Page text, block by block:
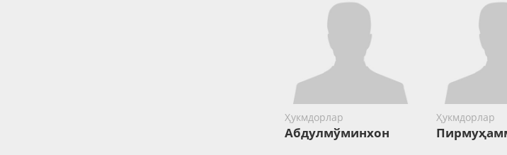
Ҳукмдорлар
Абдулмўминхон
Ҳукмдорлар